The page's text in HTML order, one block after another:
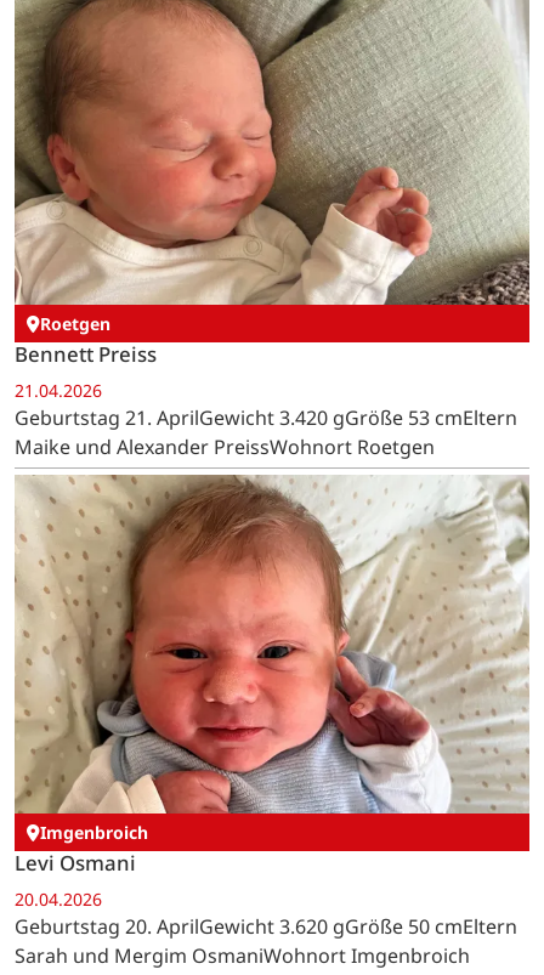
Roetgen
Bennett Preiss
21.04.2026
Geburtstag 21. AprilGewicht 3.420 gGröße 53 cmEltern
Maike und Alexander PreissWohnort Roetgen
Imgenbroich
Levi Osmani
20.04.2026
Geburtstag 20. AprilGewicht 3.620 gGröße 50 cmEltern
Sarah und Mergim OsmaniWohnort Imgenbroich